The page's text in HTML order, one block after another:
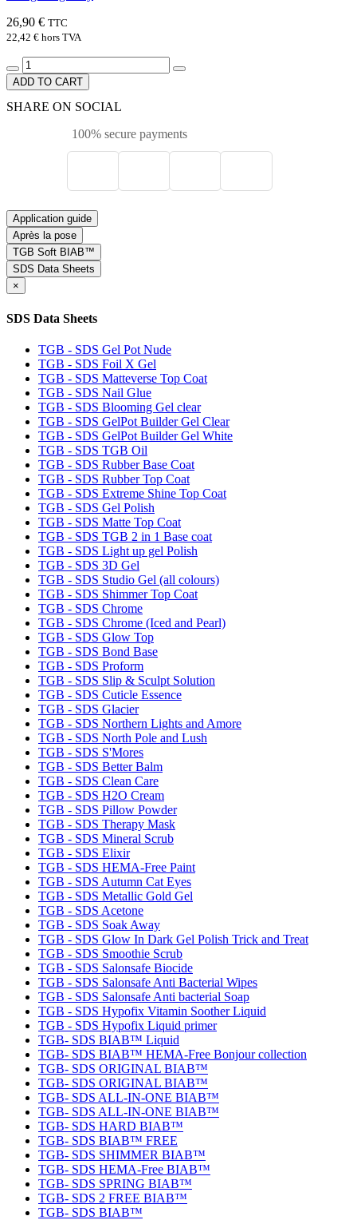
26,90 € TTC
22,42 € hors TVA
ADD TO CART
SHARE ON SOCIAL
100% secure payments
Application guide
Après la pose
TGB Soft BIAB™
SDS Data Sheets
×
SDS Data Sheets
TGB - SDS Gel Pot Nude
TGB - SDS Foil X Gel
TGB - SDS Matteverse Top Coat
TGB - SDS Nail Glue
TGB - SDS Blooming Gel clear
TGB - SDS GelPot Builder Gel Clear
TGB - SDS GelPot Builder Gel White
TGB - SDS TGB Oil
TGB - SDS Rubber Base Coat
TGB - SDS Rubber Top Coat
TGB - SDS Extreme Shine Top Coat
TGB - SDS Gel Polish
TGB - SDS Matte Top Coat
TGB - SDS TGB 2 in 1 Base coat
TGB - SDS Light up gel Polish
TGB - SDS 3D Gel
TGB - SDS Studio Gel (all colours)
TGB - SDS Shimmer Top Coat
TGB - SDS Chrome
TGB - SDS Chrome (Iced and Pearl)
TGB - SDS Glow Top
TGB - SDS Bond Base
TGB - SDS Proform
TGB - SDS Slip & Sculpt Solution
TGB - SDS Cuticle Essence
TGB - SDS Glacier
TGB - SDS Northern Lights and Amore
TGB - SDS North Pole and Lush
TGB - SDS S'Mores
TGB - SDS Better Balm
TGB - SDS Clean Care
TGB - SDS H2O Cream
TGB - SDS Pillow Powder
TGB - SDS Therapy Mask
TGB - SDS Mineral Scrub
TGB - SDS Elixir
TGB - SDS HEMA-Free Paint
TGB - SDS Autumn Cat Eyes
TGB - SDS Metallic Gold Gel
TGB - SDS Acetone
TGB - SDS Soak Away
TGB - SDS Glow In Dark Gel Polish Trick and Treat
TGB - SDS Smoothie Scrub
TGB - SDS Salonsafe Biocide
TGB - SDS Salonsafe Anti Bacterial Wipes
TGB - SDS Salonsafe Anti bacterial Soap
TGB - SDS Hypofix Vitamin Soother Liquid
TGB - SDS Hypofix Liquid primer
TGB- SDS BIAB™ Liquid
TGB- SDS BIAB™ HEMA-Free Bonjour collection
TGB- SDS ORIGINAL BIAB™
TGB- SDS ORIGINAL BIAB™
TGB- SDS ALL-IN-ONE BIAB™
TGB- SDS ALL-IN-ONE BIAB™
TGB- SDS HARD BIAB™
TGB- SDS BIAB™ FREE
TGB- SDS SHIMMER BIAB™
TGB- SDS HEMA-Free BIAB™
TGB- SDS SPRING BIAB™
TGB- SDS 2 FREE BIAB™
TGB- SDS BIAB™